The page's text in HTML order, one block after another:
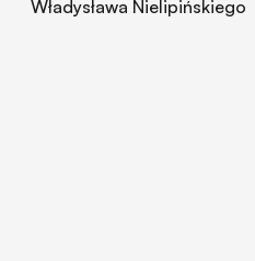
Władysława Nielipińskiego